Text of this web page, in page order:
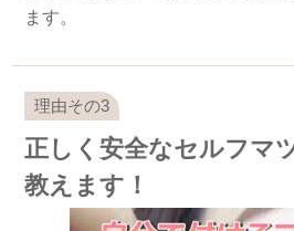
ます。
正しく安全なセルフマ
教えます！